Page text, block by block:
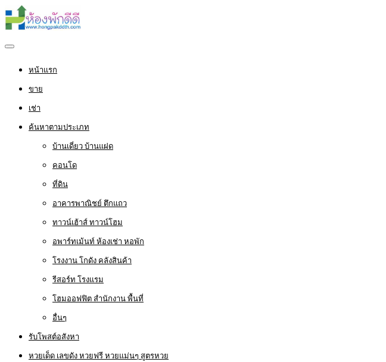
หน้าแรก
ขาย
เช่า
ค้นหาตามประเภท
บ้านเดี่ยว บ้านแฝด
คอนโด
ที่ดิน
อาคารพาณิชย์ ตึกแถว
ทาวน์เฮ้าส์ ทาวน์โฮม
อพาร์ทเม้นท์ ห้องเช่า หอพัก
โรงงาน โกดัง คลังสินค้า
รีสอร์ท โรงแรม
โฮมออฟฟิต สำนักงาน พื้นที่
อื่นๆ
รับโพสต์อสังหา
หวยเด็ด เลขดัง หวยฟรี หวยแม่นๆ สูตรหวย